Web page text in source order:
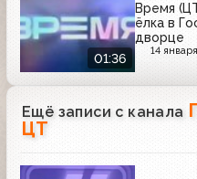
01:36
Время
ёлка в
дворце
14
Ещё записи с канала
ЦТ